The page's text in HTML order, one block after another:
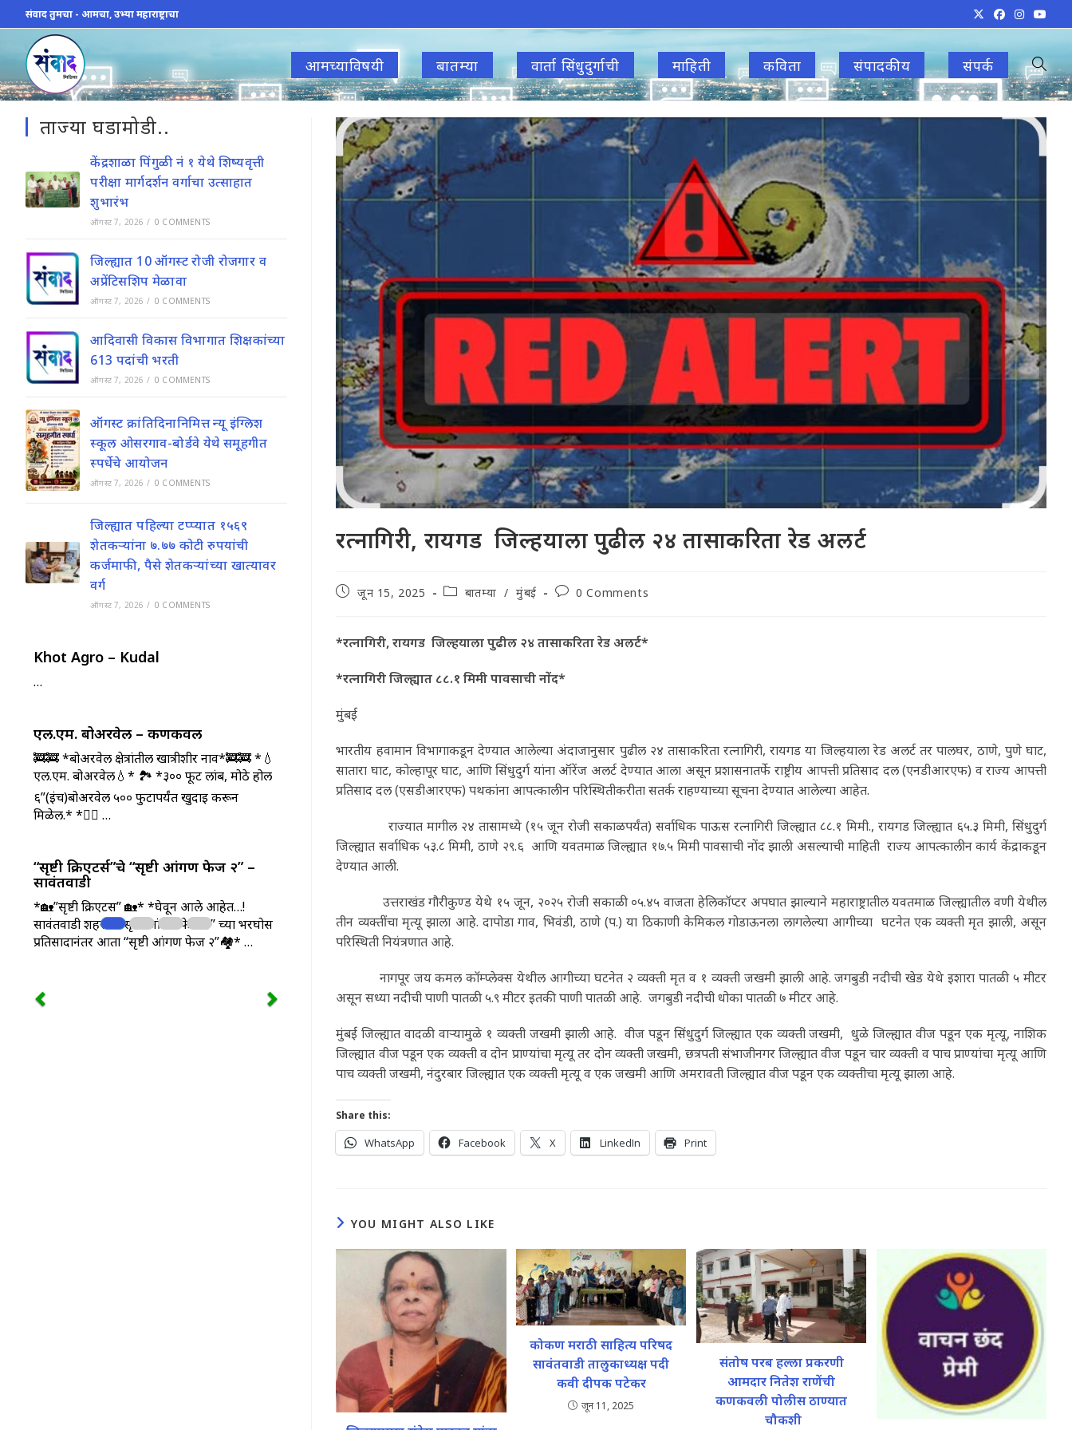
to
content
संवाद तुमचा - आमचा, उभ्या महाराष्ट्राचा
आमच्याविषयी बातम्या वार्ता सिंधुदुर्गाची माहिती कविता संपादकीय संपर्क Toggle
website
रत्नागिरी, रायगड जिल्हयाला पुढील २४ तासाकरिता रेड अलर्ट
Postजून 15, 2025
Postबातम्या / मुंबई
Post0 Comments
*रत्नागिरी, रायगड जिल्हयाला पुढील २४ तासाकरिता रेड अलर्ट*
*रत्नागिरी जिल्ह्यात ८८.१ मिमी पावसाची नोंद*
मुंबई
भारतीय हवामान विभागाकडून देण्यात आलेल्या अंदाजानुसार पुढील २४ तासाकरिता रत्नागिरी, रायगड या जिल्हयाला रेड अलर्ट तर पालघर, ठाणे, पुणे घाट,
सातारा घाट, कोल्हापूर घाट, आणि सिंधुदुर्ग यांना ऑरेंज अलर्ट देण्यात आला असून प्रशासनातर्फे राष्ट्रीय आपत्ती प्रतिसाद दल (एनडीआरएफ) व राज्य आपत्ती
प्रतिसाद दल (एसडीआरएफ) पथकांना आपत्कालीन परिस्थितीकरीता सतर्क राहण्याच्या सूचना देण्यात आलेल्या आहेत.
राज्यात मागील २४ तासामध्ये (१५ जून रोजी सकाळपर्यंत) सर्वाधिक पाऊस रत्नागिरी जिल्ह्यात ८८.१ मिमी., रायगड जिल्ह्यात ६५.३ मिमी, सिंधुदुर्ग
जिल्ह्यात सर्वाधिक ५३.८ मिमी, ठाणे २९.६ आणि यवतमाळ जिल्ह्यात १७.५ मिमी पावसाची नोंद झाली असल्याची माहिती राज्य आपत्कालीन कार्य केंद्राकडून
देण्यात आली.
उत्तराखंड गौरीकुण्ड येथे १५ जून, २०२५ रोजी सकाळी ०५.४५ वाजता हेलिकॉप्टर अपघात झाल्याने महाराष्ट्रातील यवतमाळ जिल्ह्यातील वणी येथील
तीन व्यक्तींचा मृत्यू झाला आहे. दापोडा गाव, भिवंडी, ठाणे (प.) या ठिकाणी केमिकल गोडाऊनला लागलेल्या आगीच्या घटनेत एक व्यक्ती मृत झाली, असून
परिस्थिती नियंत्रणात आहे.
नागपूर जय कमल कॉम्प्लेक्स येथील आगीच्या घटनेत २ व्यक्ती मृत व १ व्यक्ती जखमी झाली आहे. जगबुडी नदीची खेड येथे इशारा पातळी ५ मीटर
असून सध्या नदीची पाणी पातळी ५.९ मीटर इतकी पाणी पातळी आहे. जगबुडी नदीची धोका पातळी ७ मीटर आहे.
मुंबई जिल्ह्यात वादळी वाऱ्यामुळे १ व्यक्ती जखमी झाली आहे. वीज पडून सिंधुदुर्ग जिल्ह्यात एक व्यक्ती जखमी, धुळे जिल्ह्यात वीज पडून एक मृत्यू, नाशिक
जिल्ह्यात वीज पडून एक व्यक्ती व दोन प्राण्यांचा मृत्यू तर दोन व्यक्ती जखमी, छत्रपती संभाजीनगर जिल्ह्यात वीज पडून चार व्यक्ती व पाच प्राण्यांचा मृत्यू आणि
पाच व्यक्ती जखमी, नंदुरबार जिल्ह्यात एक व्यक्ती मृत्यू व एक जखमी आणि अमरावती जिल्ह्यात वीज पडून एक व्यक्तीचा मृत्यू झाला आहे.
Share this:
WhatsApp Facebook X LinkedIn Print
YOU MIGHT ALSO LIKE
कोकण मराठी साहित्य परिषद
सावंतवाडी तालुकाध्यक्ष पदी
कवी दीपक पटेकर
जून 11, 2025
संतोष परब हल्ला प्रकरणी
आमदार नितेश राणेंची
कणकवली पोलीस ठाण्यात
चौकशी
ताज्या घडामोडी..
केंद्रशाळा पिंगुळी नं १ येथे शिष्यवृत्ती
परीक्षा मार्गदर्शन वर्गाचा उत्साहात
शुभारंभ
ऑगस्ट 7, 2026 / 0 COMMENTS
जिल्ह्यात 10 ऑगस्ट रोजी रोजगार व
अप्रेंटिसशिप मेळावा
ऑगस्ट 7, 2026 / 0 COMMENTS
आदिवासी विकास विभागात शिक्षकांच्या
613 पदांची भरती
ऑगस्ट 7, 2026 / 0 COMMENTS
ऑगस्ट क्रांतिदिनानिमित्त न्यू इंग्लिश
स्कूल ओसरगाव-बोर्डवे येथे समूहगीत
स्पर्धेचे आयोजन
ऑगस्ट 7, 2026 / 0 COMMENTS
जिल्ह्यात पहिल्या टप्प्यात १५६९
शेतकऱ्यांना ७.७७ कोटी रुपयांची
कर्जमाफी, पैसे शेतकऱ्यांच्या खात्यावर
वर्ग
ऑगस्ट 7, 2026 / 0 COMMENTS
Khot Agro – Kudal
…
एल.एम. बोअरवेल – कणकवली
🚒🚒 *बोअरवेल क्षेत्रांतील खात्रीशीर नाव*🚒🚒 *💧
एल.एम. बोअरवेल💧* 🏞️ *३०० फूट लांब, मोठे होल
६”(इंच)बोअरवेल ५०० फुटापर्यंत खुदाई करून
मिळेल.* *💁‍♂️ …
“सृष्टी क्रिएटर्स”चे “सृष्टी आंगण फेज २” –
सावंतवाडी
*🏡”सृष्टी क्रिएटर्स” 🏡* *घेवून आले आहेत…!
सावंतवाडी शहरात “सृष्टी आंगण फेज १” च्या भरघोस
प्रतिसादानंतर आता “सृष्टी आंगण फेज २”🏘️* …